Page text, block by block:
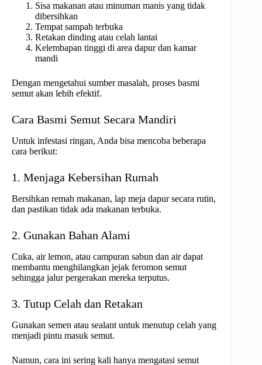
Sisa makanan atau minuman manis yang tidak
dibersihkan
Tempat sampah terbuka
Retakan dinding atau celah lantai
Kelembapan tinggi di area dapur dan kamar
mandi
Dengan mengetahui sumber masalah, proses basmi
semut akan lebih efektif.
Cara Basmi Semut Secara Mandiri
Untuk infestasi ringan, Anda bisa mencoba beberapa
cara berikut:
1. Menjaga Kebersihan Rumah
Bersihkan remah makanan, lap meja dapur secara rutin,
dan pastikan tidak ada makanan terbuka.
2. Gunakan Bahan Alami
Cuka, air lemon, atau campuran sabun dan air dapat
membantu menghilangkan jejak feromon semut
sehingga jalur pergerakan mereka terputus.
3. Tutup Celah dan Retakan
Gunakan semen atau sealant untuk menutup celah yang
menjadi pintu masuk semut.
Namun, cara ini sering kali hanya mengatasi semut